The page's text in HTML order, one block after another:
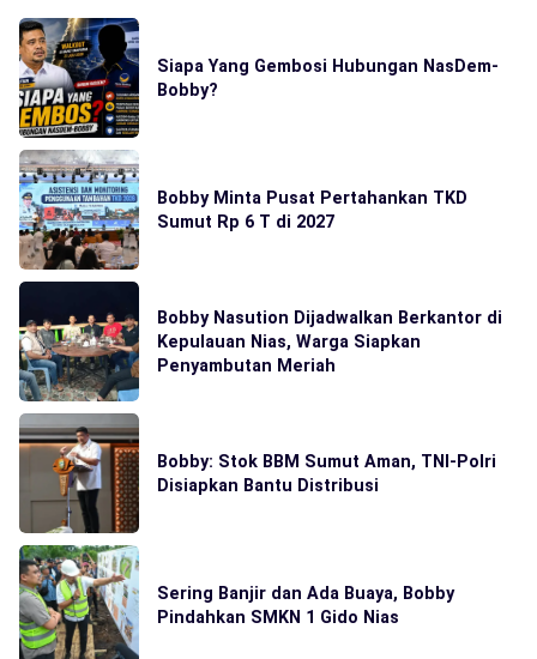
Siapa Yang Gembosi Hubungan NasDem-
Bobby?
Bobby Minta Pusat Pertahankan TKD
Sumut Rp 6 T di 2027
Bobby Nasution Dijadwalkan Berkantor di
Kepulauan Nias, Warga Siapkan
Penyambutan Meriah
Bobby: Stok BBM Sumut Aman, TNI-Polri
Disiapkan Bantu Distribusi
Sering Banjir dan Ada Buaya, Bobby
Pindahkan SMKN 1 Gido Nias